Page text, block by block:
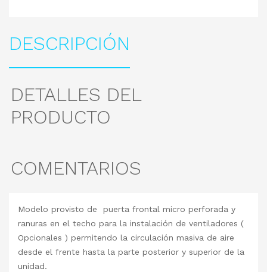
DESCRIPCIÓN
DETALLES DEL
PRODUCTO
COMENTARIOS
Modelo provisto de puerta frontal micro perforada y
ranuras en el techo para la instalación de ventiladores (
Opcionales ) permitendo la circulación masiva de aire
desde el frente hasta la parte posterior y superior de la
unidad.